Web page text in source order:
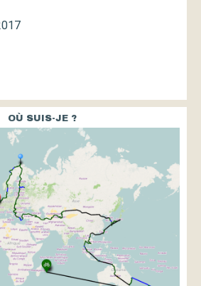
OÙ SUIS-JE ?